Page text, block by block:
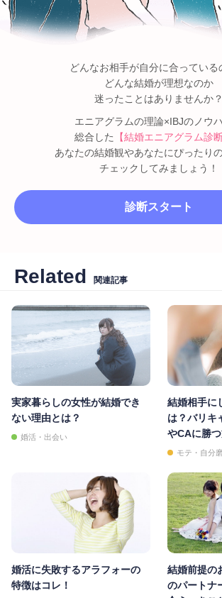
どんなお相手が自分に合っている
どんな結婚が理想なのか
迷ったことはありませんか？
エニアグラムの理論×IBJのノウ
総合した
【結婚エニアグラム診断
あなたの結婚観やあなたにぴったり
チェックしてみましょう！
診断スタート
Related 関連記事
実家暮らしの女性が結婚でき
ない理由とは？
婚活・出会い
結婚相手に
は？バリキ
やCAに勝
モテ・自分
婚活に失敗するアラフォーの
特徴はコレ！
結婚前提の
のパートナ